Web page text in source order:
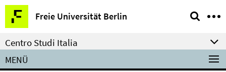
Springe
direkt
zu
Inhalt
Freie Universität Berlin
Service-
Navigation
Centro Studi Italia
MENÜ